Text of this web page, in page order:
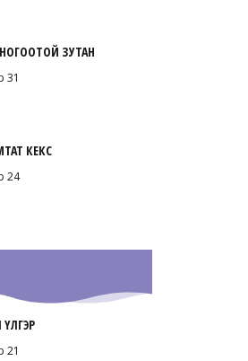
ЗУТАН
31
КЕКС
24
21